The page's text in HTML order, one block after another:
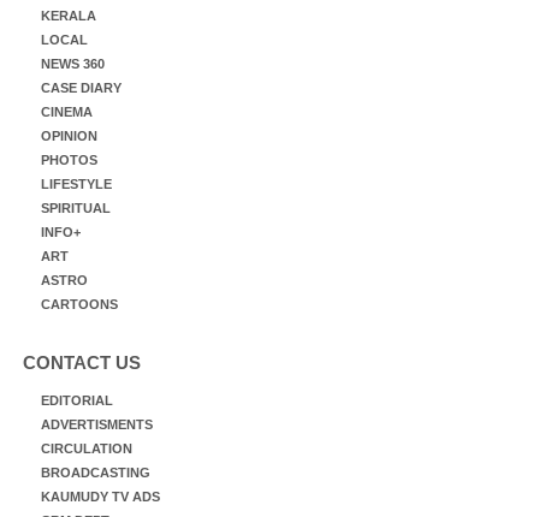
KERALA
LOCAL
NEWS 360
CASE DIARY
CINEMA
OPINION
PHOTOS
LIFESTYLE
SPIRITUAL
INFO+
ART
ASTRO
CARTOONS
CONTACT US
EDITORIAL
ADVERTISMENTS
CIRCULATION
BROADCASTING
KAUMUDY TV ADS